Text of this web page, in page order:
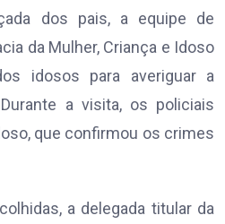
dos pais, a equipe de
da Mulher, Criança e Idoso
idosos para averiguar a
a visita, os policiais
que confirmou os crimes
a delegada titular da